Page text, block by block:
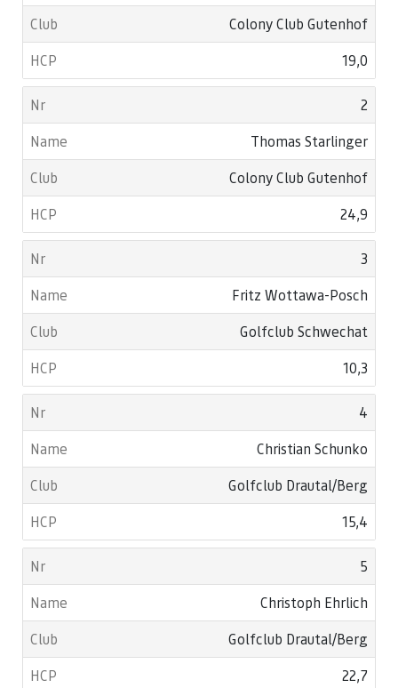
Colony Club Gutenhof
19,0
2
Thomas Starlinger
Colony Club Gutenhof
24,9
3
Fritz Wottawa-Posch
Golfclub Schwechat
10,3
4
Christian Schunko
Golfclub Drautal/Berg
15,4
5
Christoph Ehrlich
Golfclub Drautal/Berg
22,7